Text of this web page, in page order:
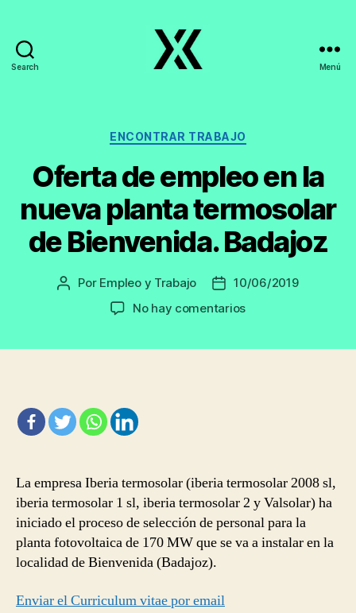
Search Menú
Categorías
ENCONTRAR TRABAJO
Oferta de empleo en la
nueva planta termosolar
de Bienvenida. Badajoz
Autor
Por Empleo y Trabajo
Fecha
de
10/06/2019
No hay comentariosen
Bienvenida.
Badajoz
La empresa Iberia termosolar (iberia termosolar 2008 sl,
iberia termosolar 1 sl, iberia termosolar 2 y Valsolar) ha
iniciado el proceso de selección de personal para la
planta fotovoltaica de 170 MW que se va a instalar en la
localidad de Bienvenida (Badajoz).
Enviar el Curriculum vitae por email